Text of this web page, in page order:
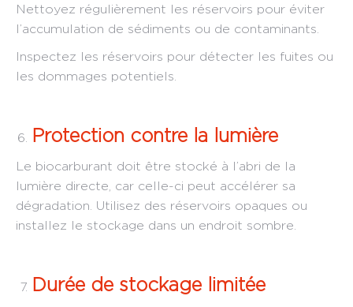
Nettoyez régulièrement les réservoirs pour éviter
l’accumulation de sédiments ou de contaminants.
Inspectez les réservoirs pour détecter les fuites ou
les dommages potentiels.
Protection contre la lumière
Le biocarburant doit être stocké à l’abri de la
lumière directe, car celle-ci peut accélérer sa
dégradation. Utilisez des réservoirs opaques ou
installez le stockage dans un endroit sombre.
Durée de stockage limitée